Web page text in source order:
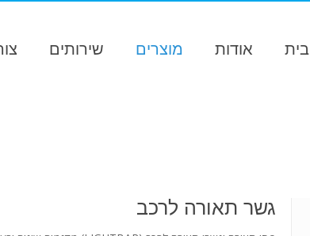
בית אודות מוצרים שירותים
גשר תאורה לרכב